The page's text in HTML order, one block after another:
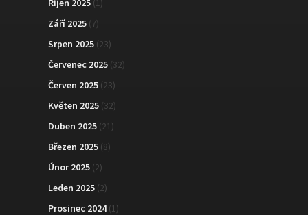
Říjen 2025 (1)
Září 2025 (7)
Srpen 2025 (23)
Červenec 2025 (32)
Červen 2025 (23)
Květen 2025 (32)
Duben 2025 (21)
Březen 2025 (8)
Únor 2025 (2)
Leden 2025 (2)
Prosinec 2024(1)